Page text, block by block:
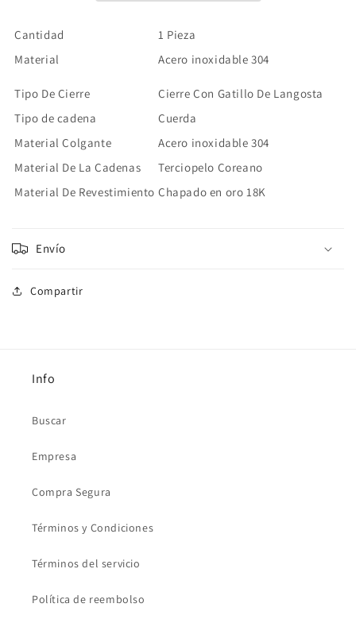
Cantidad
1 Pieza
Material
Acero inoxidable 304
Tipo De Cierre
Cierre Con Gatillo De Langosta
Tipo de cadena
Cuerda
Material Colgante
Acero inoxidable 304
Material De La Cadenas
Terciopelo Coreano
Material De Revestimiento Chapado en oro 18K
Envío
Compartir
Info
Buscar
Empresa
Compra Segura
Términos y Condiciones
Términos del servicio
Política de reembolso